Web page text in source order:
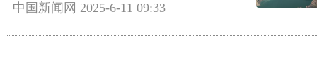
中国新闻网 2025-6-11 09:33